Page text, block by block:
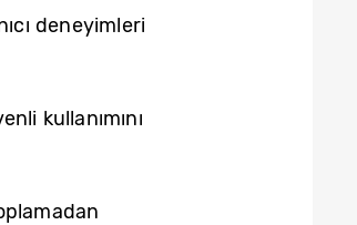
deneyimleri
kullanımını